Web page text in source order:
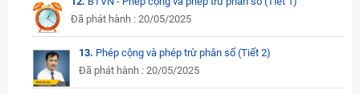
Đã phát hành : 20/05/2025
13. Phép cộng và phép trừ phân số (Tiết 2)
Đã phát hành : 20/05/2025